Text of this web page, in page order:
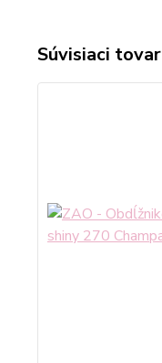
Súvisiaci tovar